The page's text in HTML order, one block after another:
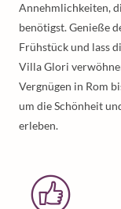
Annehmlichkeiten,
benötigst. Genieße
Frühstück und lass
Villa Glori
Vergnügen in Rom
um die Schönheit
erleben.